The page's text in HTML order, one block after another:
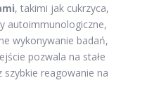
, takimi jak cukrzyca,
autoimmunologiczne,
wykonywanie badań,
pozwala na stałe
szybkie reagowanie na